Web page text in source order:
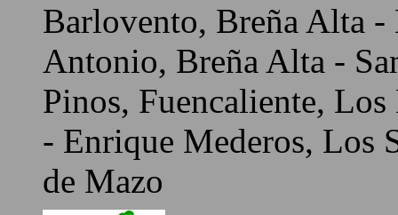
Barlovento, Breña Alta
Antonio, Breña Alta -
Pinos, Fuencaliente,
- Enrique Mederos, Los
de Mazo